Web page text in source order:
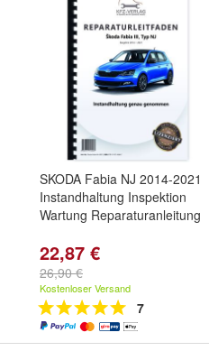
SKODA Fabia NJ 2014-2021
Instandhaltung Inspektion
Wartung Reparaturanleitung
22,87 €
26,90 €
Kostenloser Versand
7